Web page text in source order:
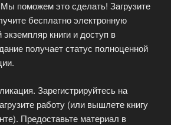
поможем это сделать! Загрузите
бесплатно электронную
книги и доступ в
получает статус полноценной
Зарегистрируйтесь на
работу (или вышлете книгу
Предоставьте материал в